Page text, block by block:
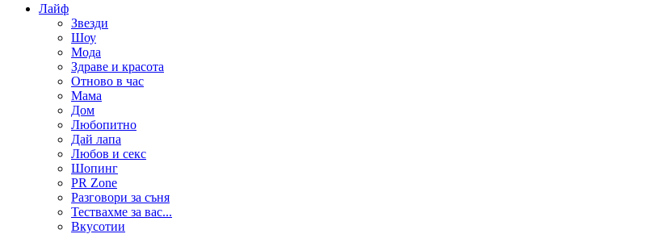
Лайф
Звезди
Шоу
Мода
Здраве и красота
Отново в час
Мама
Дом
Любопитно
Дай лапа
Любов и секс
Шопинг
PR Zone
Разговори за съня
Тествахме за вас...
Вкусотии